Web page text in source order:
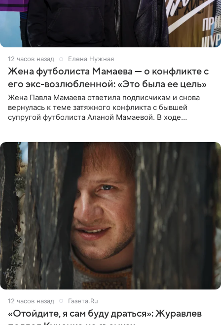
12 часов назад Елена Нужная
Жена футболиста Мамаева — о конфликте с
его экс-возлюбленной: «Это была ее цель»
Жена Павла Мамаева ответила подписчикам и снова
вернулась к теме затяжного конфликта с бывшей
супругой футболиста Аланой Мамаевой. В ходе
12 часов назад Газета.Ru
«Отойдите, я сам буду драться»: Журавлев